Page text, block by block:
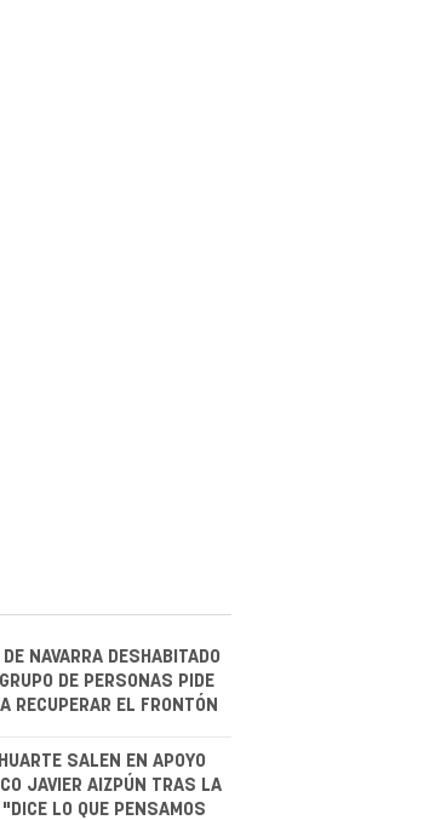
DE NAVARRA DESHABITADO
DE PERSONAS PIDE
RECUPERAR EL FRONTÓN
SALEN EN APOYO
JAVIER AIZPÚN TRAS LA
"DICE LO QUE PENSAMOS